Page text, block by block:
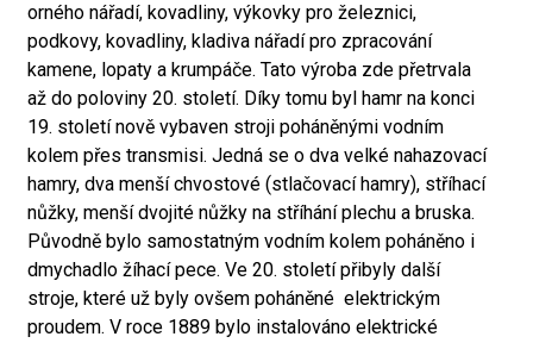
orného nářadí, kovadliny, výkovky pro železnici,
podkovy, kovadliny, kladiva nářadí pro zpracování
kamene, lopaty a krumpáče. Tato výroba zde přetrvala
až do poloviny 20. století. Díky tomu byl hamr na konci
19. století nově vybaven stroji poháněnými vodním
kolem přes transmisi. Jedná se o dva velké nahazovací
hamry, dva menší chvostové (stlačovací hamry), stříhací
nůžky, menší dvojité nůžky na stříhání plechu a bruska.
Původně bylo samostatným vodním kolem poháněno i
dmychadlo žíhací pece. Ve 20. století přibyly další
stroje, které už byly ovšem poháněné elektrickým
proudem. V roce 1889 bylo instalováno elektrické